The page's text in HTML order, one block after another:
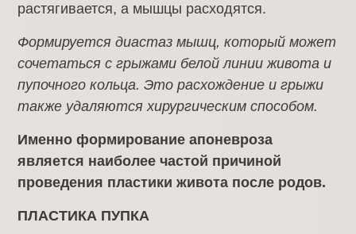
растягивается, а мышцы расходятся.
Формируется диастаз мышц, который может
сочетаться с грыжами белой линии живота и
пупочного кольца. Это расхождение и грыжи
также удаляются хирургическим способом.
Именно формирование апоневроза
является наиболее частой причиной
проведения пластики живота после родов.
ПЛАСТИКА ПУПКА